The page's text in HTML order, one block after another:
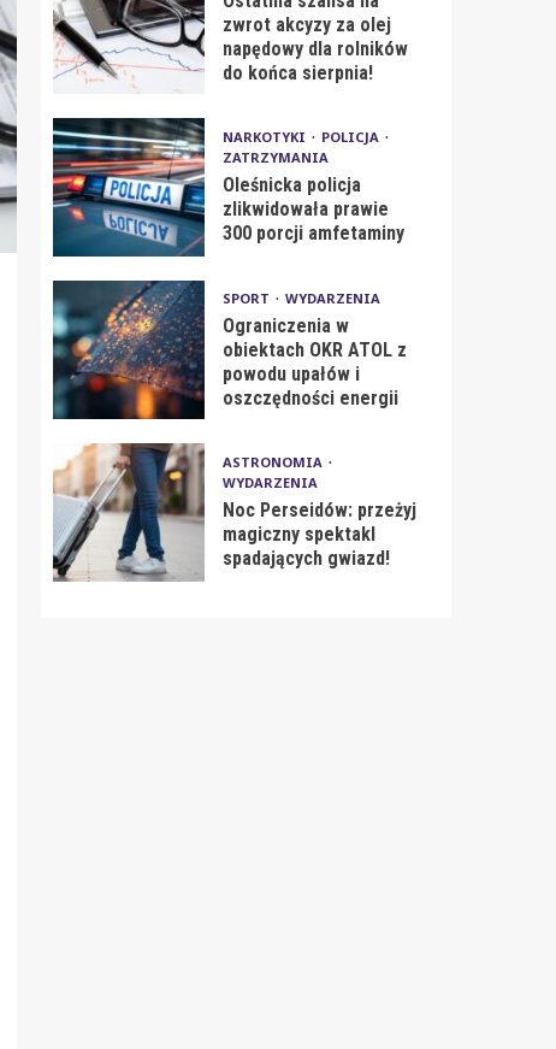
zwrot akcyzy za olej
napędowy dla rolników
do końca sierpnia!
NARKOTYKI
POLICJA
ZATRZYMANIA
Oleśnicka policja
zlikwidowała prawie
300 porcji amfetaminy
SPORT WYDARZENIA
Ograniczenia w
obiektach OKR ATOL z
powodu upałów i
oszczędności energii
ASTRONOMIA
WYDARZENIA
Noc Perseidów: przeżyj
magiczny spektakl
spadających gwiazd!